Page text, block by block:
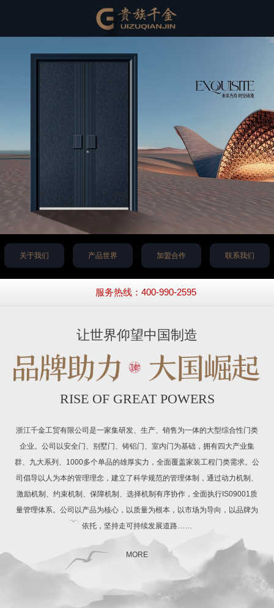
关于我们 产品世界 加盟合作 联系我们
服务热线：400-990-2595
让世界仰望中国制造
RISE OF GREAT POWERS
浙江千金工贸有限公司是一家集研发、生产、销售为一体的大型综合性门类
企业。公司以安全门、别墅门、铸铝门、室内门为基础，拥有四大产业集
群、九大系列、1000多个单品的雄厚实力，全面覆盖家装工程门类需求。公
司倡导以人为本的管理理念，建立了科学规范的管理体制，通过动力机制、
激励机制、约束机制、保障机制、选择机制有序协作，全面执行IS09001质
量管理体系。公司以产品为核心，以质量为根本，以市场为导向，以品牌为
依托，坚持走可持续发展道路……
MORE